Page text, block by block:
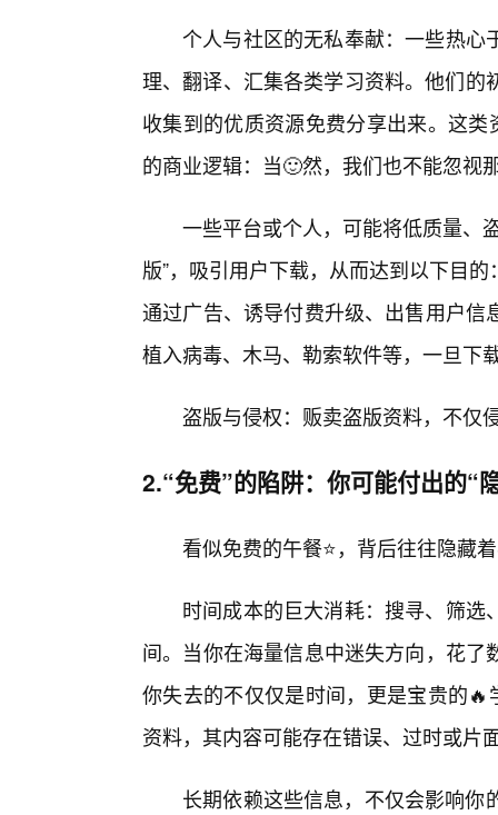
个人与社区的无私奉献：一些热心
理、翻译、汇集各类学习资料。他们
收集到的优质资源免费分享出来。这
的商业逻辑：当🙂然，我们也不能忽视
一些平台或个人，可能将低质量、
版”，吸引用户下载，从而达到以下目
通过广告、诱导付费升级、出售用户
植入病毒、木马、勒索软件等，一旦下
盗版与侵权：贩卖盗版资料，不仅
2.“免费”的陷阱：你可能付出的“
看似免费的午餐⭐，背后往往隐藏
时间成本的巨大消耗：搜寻、筛
间。当你在海量信息中迷失方向，花
你失去的不仅仅是时间，更是宝贵的
资料，其内容可能存在错误、过时或片
长期依赖这些信息，不仅会影响